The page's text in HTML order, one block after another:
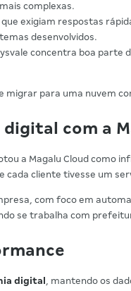
complexas.
exigiam respostas
desenvolvidos.
concentra boa parte
para uma nuvem
com a
a Magalu Cloud
cliente tivesse um
com foco em
se trabalha com
digital , mantendo os